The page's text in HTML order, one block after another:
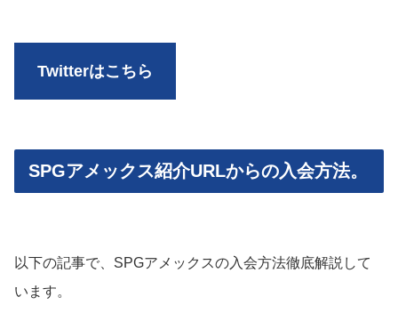
Twitterはこちら
SPGアメックス紹介URLからの入会方法。
以下の記事で、SPGアメックスの入会方法徹底解説して
います。